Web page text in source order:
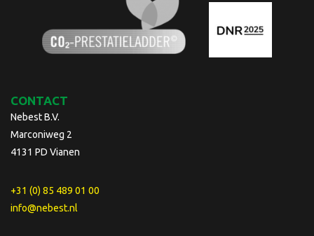
CONTACT
Nebest B.V.
Marconiweg 2
4131 PD Vianen
+31 (0) 85 489 01 00
info@nebest.nl